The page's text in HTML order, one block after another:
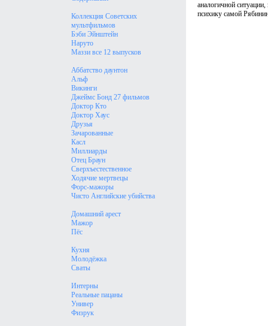
Коллекция Советских
мультфильмов
Бэби Эйнштейн
Наруто
Маззи все 12 выпусков
Аббатство даунтон
Альф
Викинги
Джеймс Бонд 27 фильмов
Доктор Кто
Доктор Хаус
Друзья
Зачарованные
Касл
Миллиарды
Отец Браун
Сверхъестественное
Ходячие мертвецы
Форс-мажоры
Чисто Английские убийства
Домашний арест
Мажор
Пёс
Кухня
Молодёжка
Сваты
Интерны
Реальные пацаны
Универ
Физрук
аналогичной
психику самой